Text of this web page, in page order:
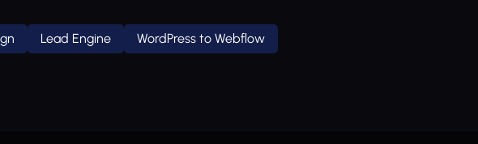
Lead Engine WordPress to Webflow